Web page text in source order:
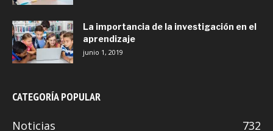
La importancia de la investigación en el
aprendizaje
junio 1, 2019
CATEGORÍA POPULAR
Noticias
732